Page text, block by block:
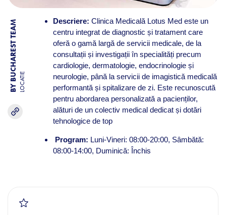
BY BUCHAREST TEAM LOCATIE
Descriere: Clinica Medicală Lotus Med este un
centru integrat de diagnostic și tratament care
oferă o gamă largă de servicii medicale, de la
consultații și investigații în specialități precum
cardiologie, dermatologie, endocrinologie și
neurologie, până la servicii de imagistică medicală
performantă și spitalizare de zi. Este recunoscută
pentru abordarea personalizată a pacienților,
alături de un colectiv medical dedicat și dotări
tehnologice de top
Program: Luni-Vineri: 08:00-20:00, Sâmbătă:
08:00-14:00, Duminică: Închis